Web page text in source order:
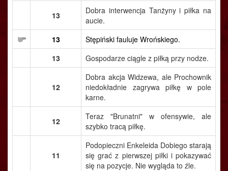
13
Dobra interwencja Tanżyny i piłka na
aucie.
13
Stępiński fauluje Wrońskiego.
13
Gospodarze ciągle z piłką przy nodze.
12
Dobra akcja Widzewa, ale Prochownik
niedokładnie zagrywa piłkę w pole
karne.
12
Teraz "Brunatni" w ofensywie, ale
szybko tracą piłkę.
11
Podopieczni Enkeleida Dobiego starają
się grać z pierwszej piłki i pokazywać
się na pozycje. Nie wygląda to źle.